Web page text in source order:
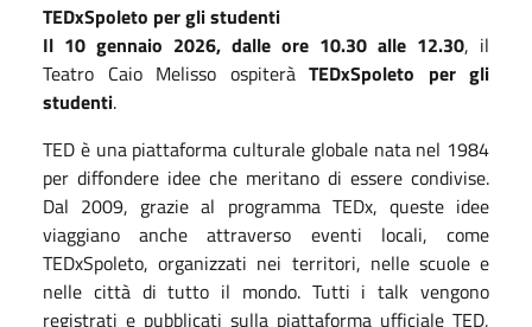
TEDxSpoleto per gli studenti
Il 10 gennaio 2026, dalle ore 10.30 alle 12.30, il
Teatro Caio Melisso ospiterà TEDxSpoleto per gli
studenti.
TED è una piattaforma culturale globale nata nel 1984
per diffondere idee che meritano di essere condivise.
Dal 2009, grazie al programma TEDx, queste idee
viaggiano anche attraverso eventi locali, come
TEDxSpoleto, organizzati nei territori, nelle scuole e
nelle città di tutto il mondo. Tutti i talk vengono
registrati e pubblicati sulla piattaforma ufficiale TED,